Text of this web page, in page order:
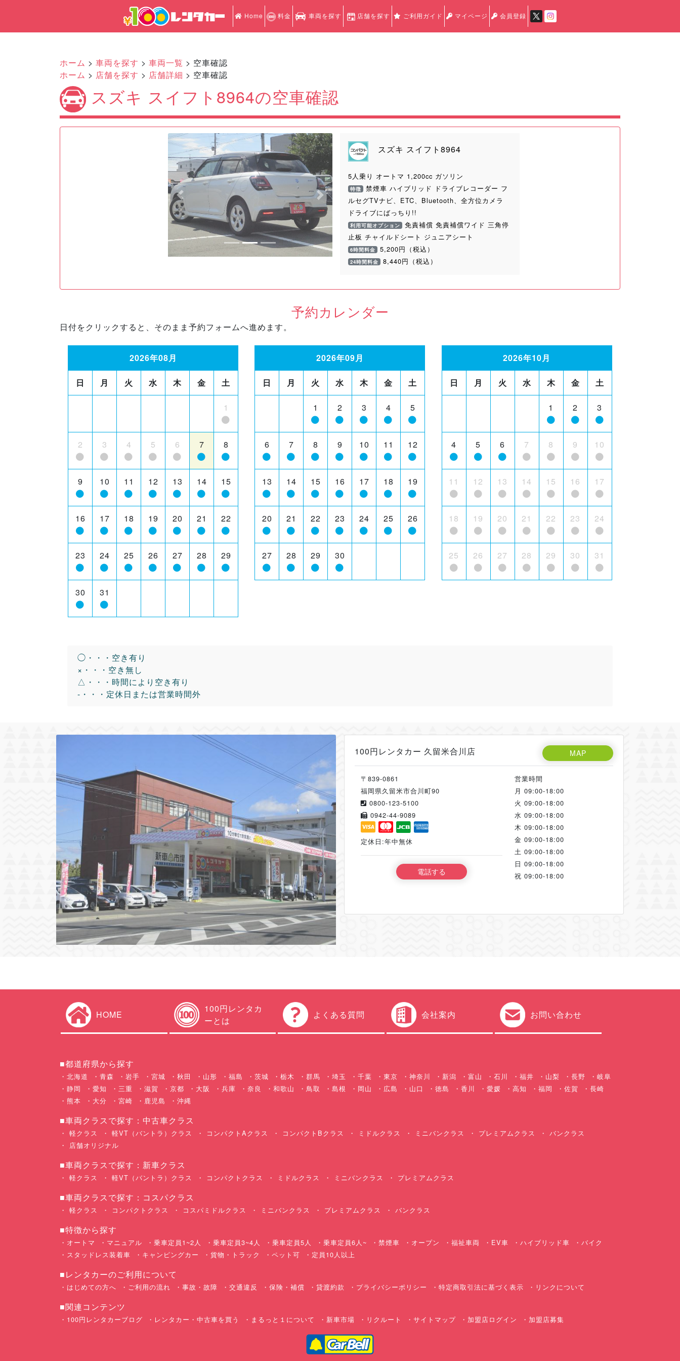
Home 料金 車両を探す 店舗を探す ご利用ガイド マイページ 会員登録
ホーム > 車両を探す > 車両一覧 > 空車確認
ホーム > 店舗を探す > 店舗詳細 > 空車確認
スズキ スイフト8964の空車確認
Previous Next
スズキ スイフト8964
5人乗り オートマ 1,200cc ガソリン
特徴 禁煙車 ハイブリッド ドライブレコーダー フ
ルセグTVナビ、ETC、Bluetooth、全方位カメラ
ドライブにばっちり!!
利用可能オプション 免責補償 免責補償ワイド 三角停
止板 チャイルドシート ジュニアシート
6時間料金 5,200円（税込）
24時間料金 8,440円（税込）
予約カレンダー
日付をクリックすると、そのまま予約フォームへ進めます。
2026年08月
日 月 火 水 木 金 土
1
2 3 4 5 6 7 8
9 10 11 12 13 14 15
16 17 18 19 20 21 22
23 24 25 26 27 28 29
30 31
2026年09月
日 月 火 水 木 金 土
1 2 3 4 5
6 7 8 9 10 11 12
13 14 15 16 17 18 19
20 21 22 23 24 25 26
27 28 29 30
2026年10月
日 月 火 水 木 金 土
1 2 3
4 5 6 7 8 9 10
11 12 13 14 15 16 17
18 19 20 21 22 23 24
25 26 27 28 29 30 31
◯・・・空き有り
×・・・空き無し
△・・・時間により空き有り
-・・・定休日または営業時間外
100円レンタカー 久留米合川店 MAP
〒839-0861
福岡県久留米市合川町90
0800-123-5100
0942-44-9089
定休日:年中無休
電話する
営業時間
月 09:00-18:00
火 09:00-18:00
水 09:00-18:00
木 09:00-18:00
金 09:00-18:00
土 09:00-18:00
日 09:00-18:00
祝 09:00-18:00
HOME
100円レンタカ
ーとは
よくある質問 会社案内 お問い合わせ
■都道府県から探す
北海道 青森 岩手 宮城 秋田 山形 福島 茨城 栃木 群馬 埼玉 千葉 東京 神奈川 新潟 富山 石川 福井 山梨 長野
岐阜
静岡
愛知 三重 滋賀 京都 大阪 兵庫 奈良 和歌山 鳥取 島根 岡山 広島 山口 徳島 香川 愛媛 高知 福岡 佐賀
長崎
熊本
大分 宮崎 鹿児島 沖縄
■車両クラスで探す：中古車クラス
軽クラス 軽VT（バントラ）クラス コンパクトAクラス コンパクトBクラス ミドルクラス ミニバンクラス プレミアムクラス
バンクラス
店舗オリジナル
■車両クラスで探す：新車クラス
軽クラス 軽VT（バントラ）クラス コンパクトクラス ミドルクラス ミニバンクラス プレミアムクラス
■車両クラスで探す：コスパクラス
軽クラス コンパクトクラス コスパミドルクラス ミニバンクラス プレミアムクラス バンクラス
■特徴から探す
オートマ マニュアル 乗車定員1~2人 乗車定員3~4人 乗車定員5人 乗車定員6人~ 禁煙車 オープン 福祉車両 EV車 ハイブリッド車
バイク
スタッドレス装着車
キャンピングカー 貨物・トラック ペット可 定員10人以上
■レンタカーのご利用について
はじめての方へ ご利用の流れ 事故・故障 交通違反 保険・補償 貸渡約款 プライバシーポリシー 特定商取引法に基づく表示 リンクについて
■関連コンテンツ
100円レンタカーブログ レンタカー・中古車を買う まるっと１について 新車市場 リクルート サイトマップ 加盟店ログイン 加盟店募集